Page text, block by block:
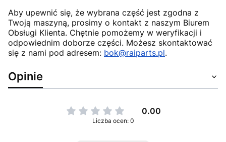
Aby upewnić się, że wybrana część jest zgodna z
Twoją maszyną, prosimy o kontakt z naszym Biurem
Obsługi Klienta. Chętnie pomożemy w weryfikacji i
odpowiednim doborze części. Możesz skontaktować
się z nami pod adresem: bok@raiparts.pl.
Opinie
0.00
Liczba ocen: 0